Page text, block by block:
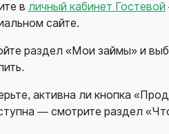
в личный кабинет Гостевой
сайте.
раздел «Мои займы» и
активна ли кнопка
— смотрите раздел